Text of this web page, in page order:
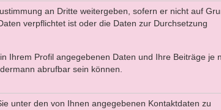
an Dritte weitergeben, sofern er nicht auf
verpflichtet ist oder die Daten zur Durchsetzung
Ihrem Profil angegebenen Daten und Ihre Beiträge je
abrufbar sein können.
unter den von Ihnen angegebenen Kontaktdaten zu